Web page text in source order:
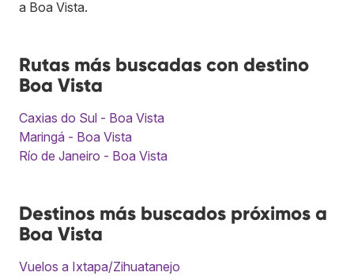
a Boa Vista.
Rutas más buscadas con destino
Boa Vista
Caxias do Sul - Boa Vista
Maringá - Boa Vista
Río de Janeiro - Boa Vista
Destinos más buscados próximos a
Boa Vista
Vuelos a Ixtapa/Zihuatanejo